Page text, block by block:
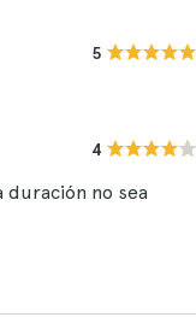
5
4
duración no sea